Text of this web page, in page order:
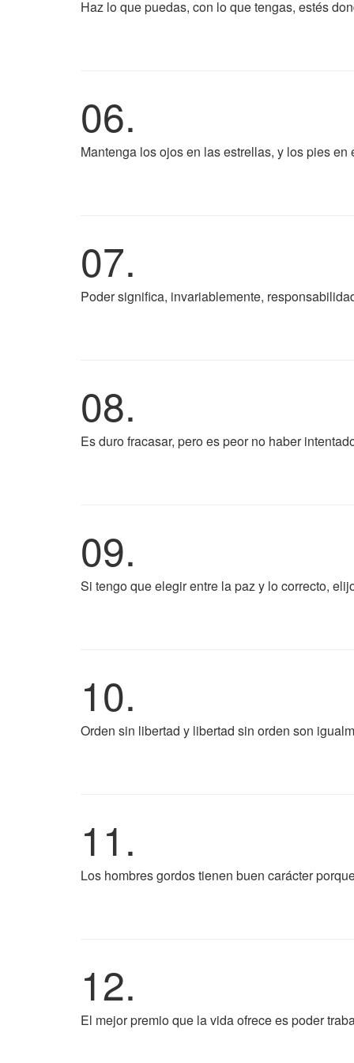
Haz lo que puedas, con lo que tengas, estés
06.
Mantenga los ojos en las estrellas, y los pies en
07.
Poder significa, invariablemente,
08.
Es duro fracasar, pero es peor no haber
09.
Si tengo que elegir entre la paz y lo correcto,
10.
Orden sin libertad y libertad sin orden son
11.
Los hombres gordos tienen buen carácter
12.
El mejor premio que la vida ofrece es poder